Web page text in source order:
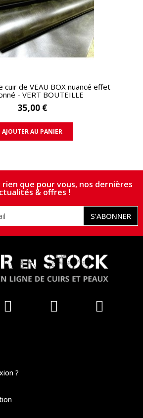
APERÇU RAPIDE
cuir de VEAU BOX nuancé effet
- VERT BOUTEILLE
35,00 €
AJOUTER AU PANIER
que pour vous, nos dernières
& offres !
S’ABONNER
?